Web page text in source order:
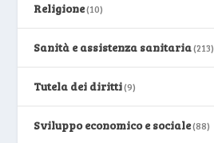
Religione(10)
Sanità e assistenza sanitaria(213)
Tutela dei diritti(9)
Sviluppo economico e sociale(88)